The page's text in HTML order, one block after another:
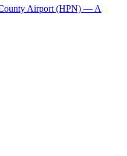
Airport (HPN) — A